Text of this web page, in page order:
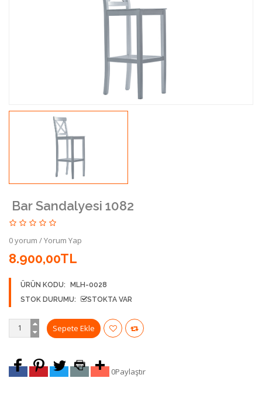
Bar Sandalyesi 1082
0 yorum /Yorum Yap
8.900,00TL
ÜRÜN KODU:
MLH-0028
STOK DURUMU:
STOKTA VAR
0Paylaştır